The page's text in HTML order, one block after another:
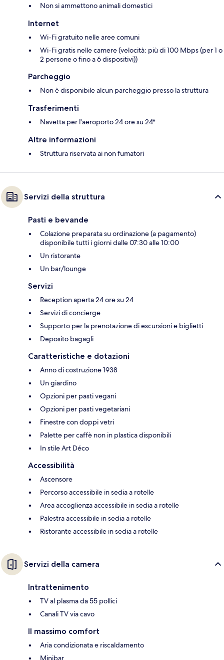
Non si ammettono animali domestici
Internet
Wi-Fi gratuito nelle aree comuni
Wi-Fi gratis nelle camere (velocità: più di 100 Mbps (per 1 o
2 persone o fino a 6 dispositivi))
Parcheggio
Non è disponibile alcun parcheggio presso la struttura
Trasferimenti
Navetta per l'aeroporto 24 ore su 24*
Altre informazioni
Struttura riservata ai non fumatori
Servizi della struttura
Pasti e bevande
Colazione preparata su ordinazione (a pagamento)
disponibile tutti i giorni dalle 07:30 alle 10:00
Un ristorante
Un bar/lounge
Servizi
Reception aperta 24 ore su 24
Servizi di concierge
Supporto per la prenotazione di escursioni e biglietti
Deposito bagagli
Caratteristiche e dotazioni
Anno di costruzione 1938
Un giardino
Opzioni per pasti vegani
Opzioni per pasti vegetariani
Finestre con doppi vetri
Palette per caffè non in plastica disponibili
In stile Art Déco
Accessibilità
Ascensore
Percorso accessibile in sedia a rotelle
Area accoglienza accessibile in sedia a rotelle
Palestra accessibile in sedia a rotelle
Ristorante accessibile in sedia a rotelle
Servizi della camera
Intrattenimento
TV al plasma da 55 pollici
Canali TV via cavo
Il massimo comfort
Aria condizionata e riscaldamento
Minibar